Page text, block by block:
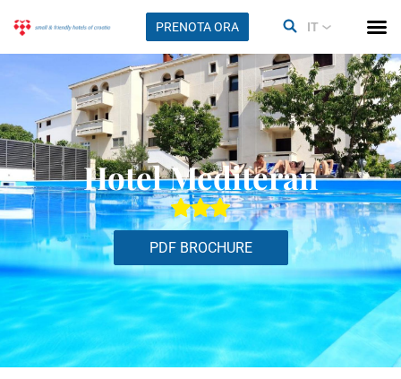
PRENOTA ORA IT
Hotel Mediteran
PDF BROCHURE